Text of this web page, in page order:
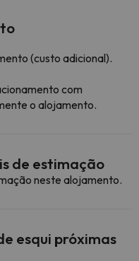
(custo adicional).
com
o alojamento.
de estimação
neste alojamento.
esqui próximas